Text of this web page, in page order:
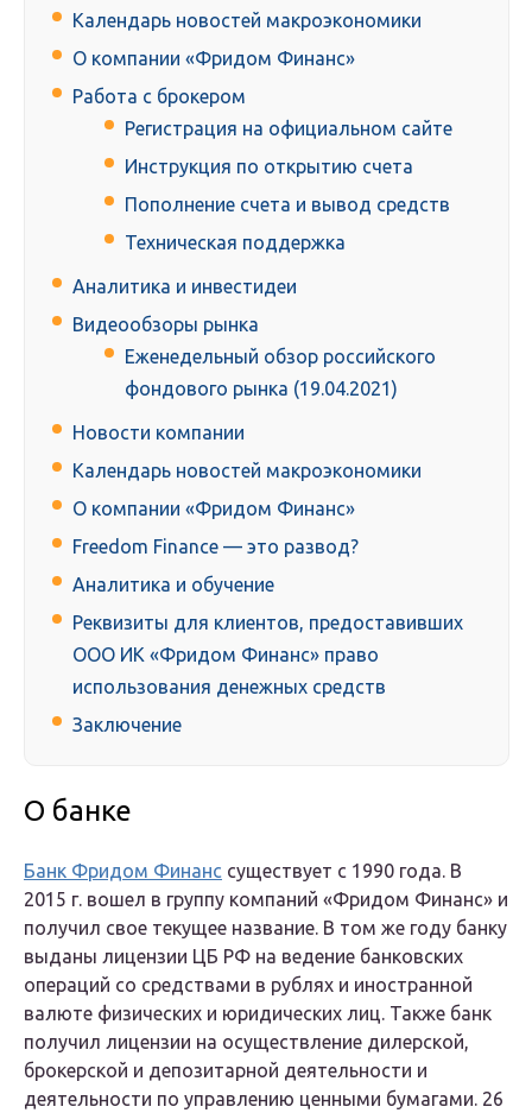
Календарь новостей макроэкономики
О компании «Фридом Финанс»
Работа с брокером
Регистрация на официальном сайте
Инструкция по открытию счета
Пополнение счета и вывод средств
Техническая поддержка
Аналитика и инвестидеи
Видеообзоры рынка
Еженедельный обзор российского
фондового рынка (19.04.2021)
Новости компании
Календарь новостей макроэкономики
О компании «Фридом Финанс»
Freedom Finance — это развод?
Аналитика и обучение
Реквизиты для клиентов, предоставивших
ООО ИК «Фридом Финанс» право
использования денежных средств
Заключение
О банке
Банк Фридом Финанс существует с 1990 года. В
2015 г. вошел в группу компаний «Фридом Финанс» и
получил свое текущее название. В том же году банку
выданы лицензии ЦБ РФ на ведение банковских
операций со средствами в рублях и иностранной
валюте физических и юридических лиц. Также банк
получил лицензии на осуществление дилерской,
брокерской и депозитарной деятельности и
деятельности по управлению ценными бумагами. 26